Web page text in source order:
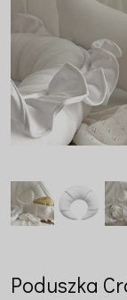
Poduszka